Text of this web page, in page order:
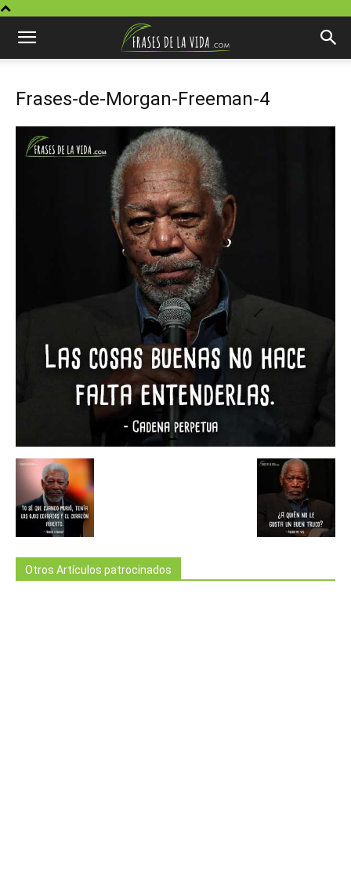
Frases-de-Morgan-Freeman-4
Otros Artículos patrocinados